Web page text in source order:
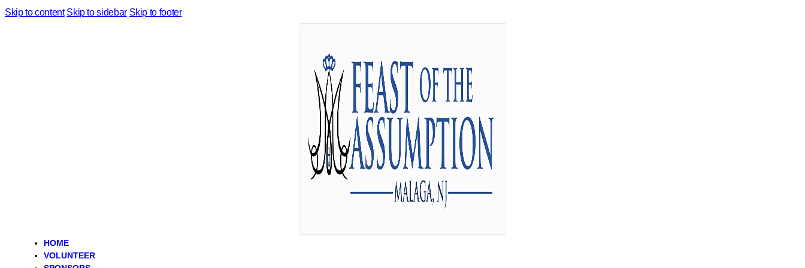
Skip to content Skip to sidebar Skip to footer
HOME
VOLUNTEER